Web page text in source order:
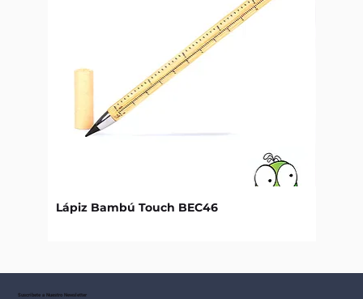
Lápiz Bambú Touch BEC46
Suscribete a Nuestro Newsletter